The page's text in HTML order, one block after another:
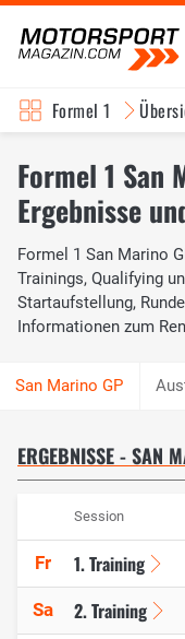
Formel 1
Formel 1 San
Ergebnisse
Formel 1 San Marino
Trainings, Qualifying
Startaufstellung,
Informationen zum
ERGEBNISSE - SAN
Session
Fr 1. Training
Sa 2. Training